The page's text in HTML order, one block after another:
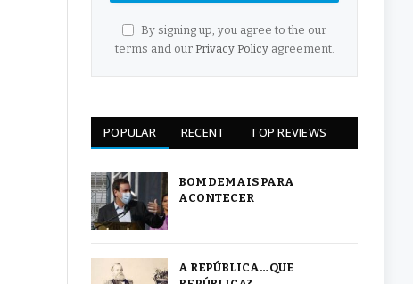
By signing up, you agree to the our
terms and our Privacy Policyagreement.
POPULAR RECENT TOP REVIEWS
BOM DEMAIS PARA
ACONTECER
A REPÚBLICA… QUE